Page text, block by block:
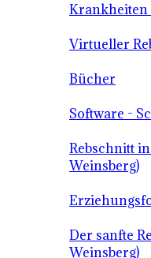
Krankheiten
Virtueller
Bücher
Software -
Rebschnitt
Weinsberg)
Der sanfte
Weinsberg)